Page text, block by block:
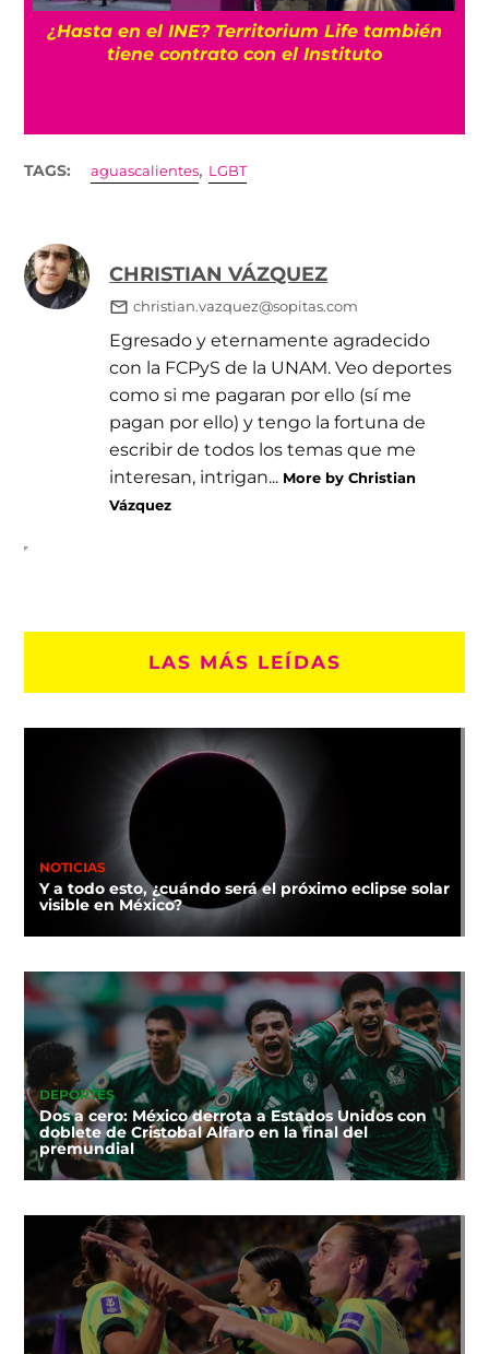
¿Hasta en el INE? Territorium Life también
tiene contrato con el Instituto
TAGS: aguascalientes, LGBT
CHRISTIAN VÁZQUEZ
christian.vazquez@sopitas.com
Egresado y eternamente agradecido
con la FCPyS de la UNAM. Veo deportes
como si me pagaran por ello (sí me
pagan por ello) y tengo la fortuna de
escribir de todos los temas que me
interesan, intrigan... More by Christian
Vázquez
LAS MÁS LEÍDAS
NOTICIAS
Y a todo esto, ¿cuándo será el próximo eclipse solar
visible en México?
DEPORTES
Dos a cero: México derrota a Estados Unidos con
doblete de Cristobal Alfaro en la final del
premundial